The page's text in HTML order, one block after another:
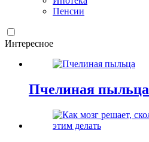
Пенсии
Интересное
Пчелиная пыльца